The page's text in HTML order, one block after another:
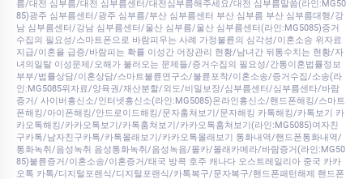
름/대전 심부름/대전 심부름센터/대전심부름해주세요/대전 심부름말씀(라인:MG50
85)광주 심부름센터/광주 심부름/부산 심부름센터 부산 심부름 부산 심부름대행/강
남 심부름센터/강남 심부름센터/울산 심부름/울산 심부름센터(라인:MG5085)증거
수집의 필요성/스마트폰으로 바람피우는 사례 가정불륜의 심각성/이혼소송 위자료
지급/이혼율 급증/바람피는 확률 이성간 어장관리 현황/남녀간 뒤통수치는 현황/자
녀의일탈 이성문제/오해가 불러오는 문제들/증거수집의 필요성/간통이혼법률정보
부부/법률상담/이혼상담/스마트불륜연구소/불륜포착/이혼소송/증거수집/소송(라
인:MG5085위자료/양육권/재산분할/외도/비밀보장/심부름센터/심부름센타/바람
증거/ 사이버흥신소/인터넷흥신소(라인:MG5085)온라인흥신소/핸드폰해킹/스마트
폰해킹/아이폰해킹/안드로이드해킹/문자훔쳐보기/문자해킹 카톡해킹/카톡보기 카
카오톡해킹/카카오톡보기/카톡훔쳐보기/카카오톡훔쳐보기(라인:MG5085)여자친
구카톡/남자친구카톡/카톡몰래보기/카카오톡몰래보기 통화내역/핸드폰통화내역/
통화녹취/음성녹취 음성통화녹취/음성녹음/몰카/몰래카메라/바람증거(라인:MG50
85)불륜증거/이혼소송/이혼증거/태국 방콕 호주 캐나다 오스트레일리아 중국 카카
오톡 카톡/디지털포렌식/디지털포랜식/카톡복구/문자복구/핸드폰패턴해제 핸드폰